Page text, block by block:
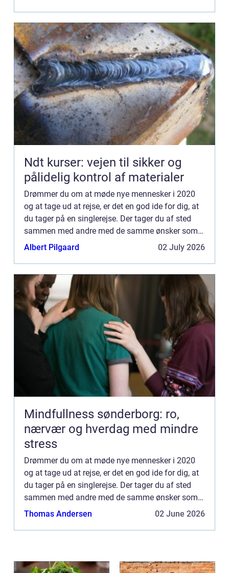
Ndt kurser: vejen til sikker og
pålidelig kontrol af materialer
Drømmer du om at møde nye mennesker i 2020
og at tage ud at rejse, er det en god ide for dig, at
du tager på en singlerejse. Der tager du af sted
sammen med andre med de samme ønsker som
dig. Måske tænker du, at...
Albert Pilgaard 02 July 2026
Mindfullness sønderborg: ro,
nærvær og hverdag med mindre
stress
Drømmer du om at møde nye mennesker i 2020
og at tage ud at rejse, er det en god ide for dig, at
du tager på en singlerejse. Der tager du af sted
sammen med andre med de samme ønsker som
dig. Måske tænker du, at...
Thomas Andersen 02 June 2026